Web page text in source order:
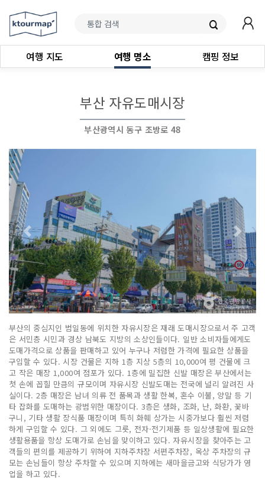
여행 지도 여행 명소 캠핑 정보
부산 자유도매시장
부산광역시 동구 조방로 48
부산의 중심지인 범일동에 위치한 자유시장은 재래 도매시장으로서 주 고객
은 서민층 시민과 경상 남북도 지방의 소상인들이다. 일반 소비자들에게도
도매가격으로 상품을 판매하고 있어 누구나 저렴한 가격에 필요한 상품을
구입할 수 있다. 시장 건물은 지하 1층 지상 5층의 10,000여 평 건물에 크
고 작은 매장 1,000여 점포가 있다. 1층에 밀집한 신발 매장은 부산에서는
첫 손에 꼽힐 만큼의 규모이며 자유시장 신발도매는 전국에 널리 알려진 사
실이다. 2층 매장은 남녀 의류 전 품목과 생활 한복, 혼수 이불, 양말 등 기
타 잡화를 도매하는 광범위한 매장이다. 3층은 생화, 조화, 난, 화환, 꽃바
구니, 기타 생활 장식품 매장이며 특히 화훼 상가는 시중가보다 훨씬 저렴
하게 구입할 수 있다. 그 외에도 그릇, 전자·전기제품 등 일상생활에 필요한
생활용품을 항상 도매가로 손님을 맞이하고 있다. 자유시장을 찾아주는 고
객들의 편의를 제공하기 위하여 지하주차장 서편주차장, 옥상 주차장의 규
모는 손님들이 항상 주차할 수 있으며 지하에는 새마을금고와 식당가가 영
업을 하고 있다.